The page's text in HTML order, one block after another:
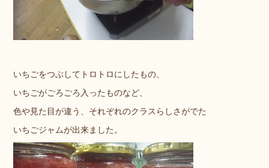
いちごをつぶしてトロトロにしたもの、
いちごがごろごろ入ったものなど、
色や見た目が違う、それぞれのクラスらしさがでた
いちごジャムが出来ました。